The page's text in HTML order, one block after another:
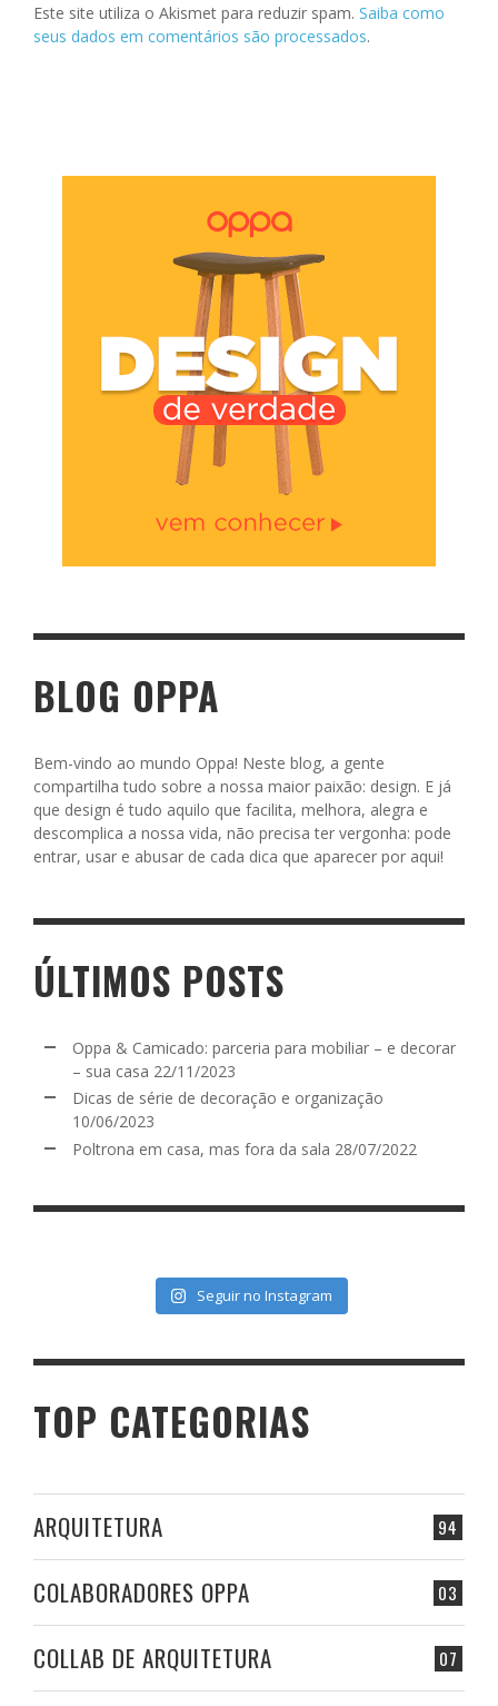
Este site utiliza o Akismet para reduzir spam. Saiba como
seus dados em comentários são processados.
BLOG OPPA
Bem-vindo ao mundo Oppa! Neste blog, a gente
compartilha tudo sobre a nossa maior paixão: design. E já
que design é tudo aquilo que facilita, melhora, alegra e
descomplica a nossa vida, não precisa ter vergonha: pode
entrar, usar e abusar de cada dica que aparecer por aqui!
ÚLTIMOS POSTS
Oppa & Camicado: parceria para mobiliar – e decorar
– sua casa 22/11/2023
Dicas de série de decoração e organização
10/06/2023
Poltrona em casa, mas fora da sala 28/07/2022
Seguir no Instagram
TOP CATEGORIAS
94
ARQUITETURA
03
COLABORADORES OPPA
07
COLLAB DE ARQUITETURA